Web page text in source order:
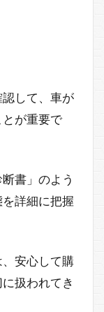
して、車が
が重要で
書」のよう
詳細に把握
安心して購
扱われてき